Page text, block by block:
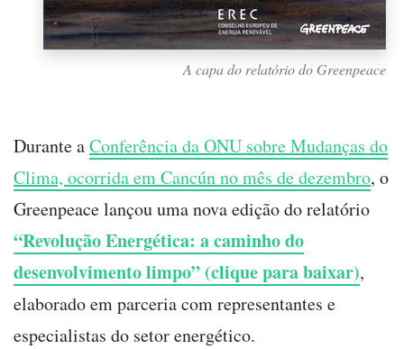
A capa do relatório do Greenpeace
Durante aConferência da ONU sobre Mudanças do
Clima, ocorrida em Cancún no mês de dezembro, o
Greenpeace lançou uma nova edição do relatório
“Revolução Energética: a caminho do
desenvolvimento limpo” (clique para baixar),
elaborado em parceria com representantes e
especialistas do setor energético.